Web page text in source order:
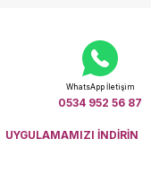
WhatsApp İletişim
0534 952 56 87
UYGULAMAMIZI İNDİRİN